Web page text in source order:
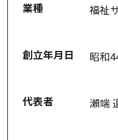
業種 福祉
創立年月日 昭和
代表者 瀬端